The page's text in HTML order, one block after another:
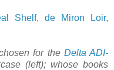
Shelf, de Miron Loir,
for the Delta ADI-
(left); whose books